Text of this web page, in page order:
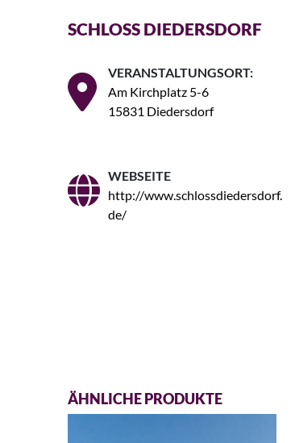
SCHLOSS DIEDERSDORF
VERANSTALTUNGSORT:
Am Kirchplatz 5-6
15831 Diedersdorf
WEBSEITE
http://www.schlossdiedersdorf.
de/
ÄHNLICHE PRODUKTE